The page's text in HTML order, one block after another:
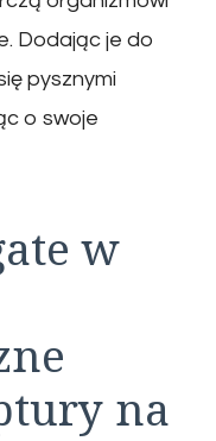
Dodając je do
pysznymi
o swoje
w
na